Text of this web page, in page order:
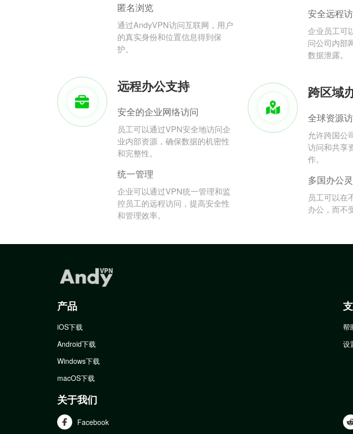
匿名浏览
通过AndyVPN访问互联网，用户
的真实身份和位置信息得到保
护。
安全远程
企业员工可
问公司内部
数据泄露。
远程办公支持
安全的企业网络访问
员工可以通过VPN安全地访问企
业内部资源，确保数据的机密性
和完整性。
统一管理
企业可以通过VPN统一管理和监
控员工的远程访问，提高安全性
和管理效率。
跨区域
全球资源
允许跨国公
访问和共享
作。
多国办公
员工可以在
办公，而不
产品
iOS下载
Android下载
Windows下载
macOS下载
帮
设
关于我们
Facebook